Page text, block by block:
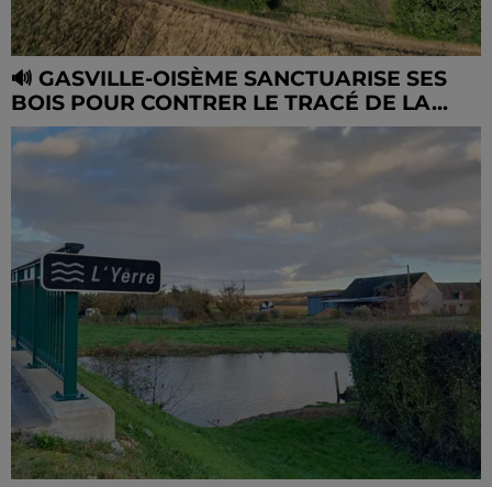
🔊 GASVILLE-OISÈME SANCTUARISE SES
BOIS POUR CONTRER LE TRACÉ DE LA...